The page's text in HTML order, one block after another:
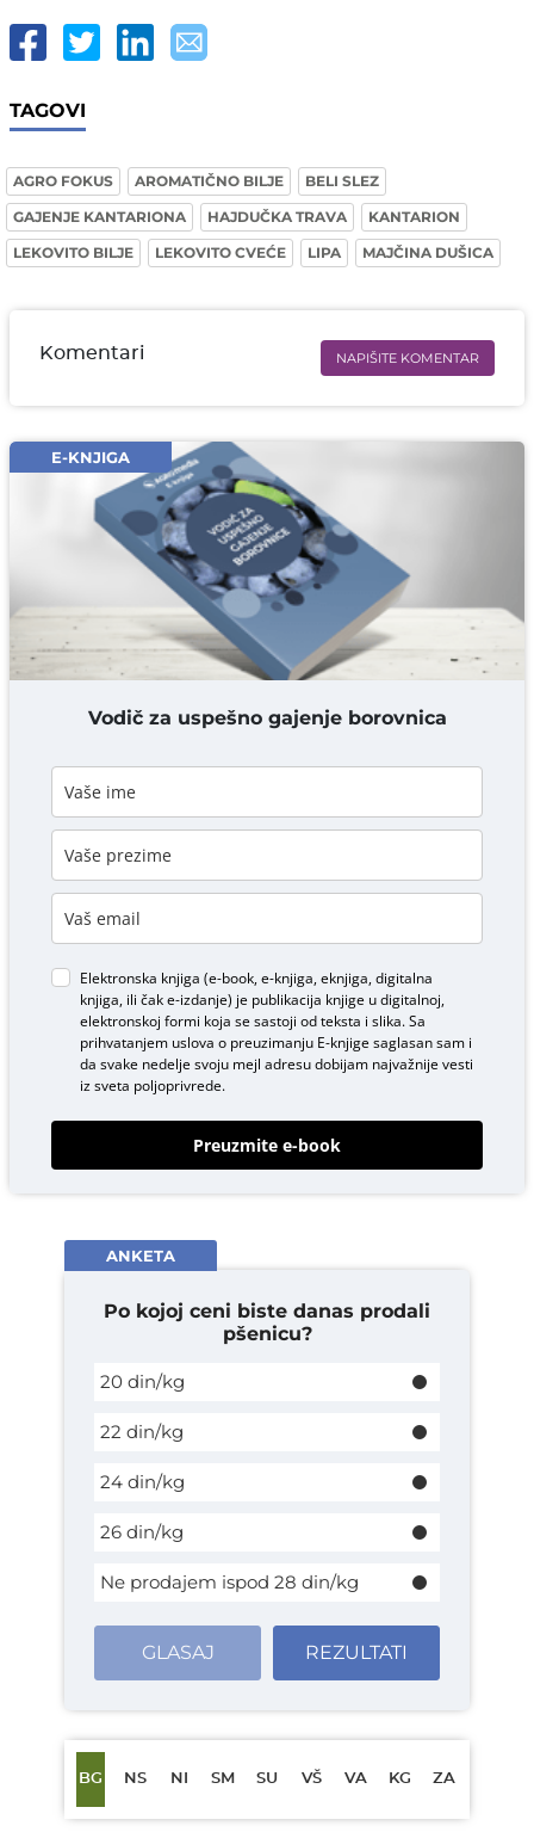
TAGOVI
AGRO FOKUS AROMATIČNO BILJE
BELI SLEZ
GAJENJE KANTARIONA
HAJDUČKA TRAVA
KANTARION
LEKOVITO BILJE
LEKOVITO CVEĆE LIPA MAJČINA DUŠICA
Komentari NAPIŠITE KOMENTAR
Email* obavezno
Komentar* obavezno
DODAJ KOMENTAR
E-KNJIGA
Vodič za uspešno gajenje borovnica
Elektronska knjiga (e-book, e-knjiga, eknjiga, digitalna
knjiga, ili čak e-izdanje) je publikacija knjige u digitalnoj,
elektronskoj formi koja se sastoji od teksta i slika. Sa
prihvatanjem uslova o preuzimanju E-knjigesaglasan sam i
da svake nedelje svoju mejl adresu dobijam najvažnije vesti
iz sveta poljoprivrede.
Preuzmite e-book
ANKETA
Po kojoj ceni biste danas prodali
pšenicu?
20 din/kg
22 din/kg
24 din/kg
26 din/kg
Ne prodajem ispod 28 din/kg
GLASAJ REZULTATI
BG NS NI SM SU VŠ VA KG ZA